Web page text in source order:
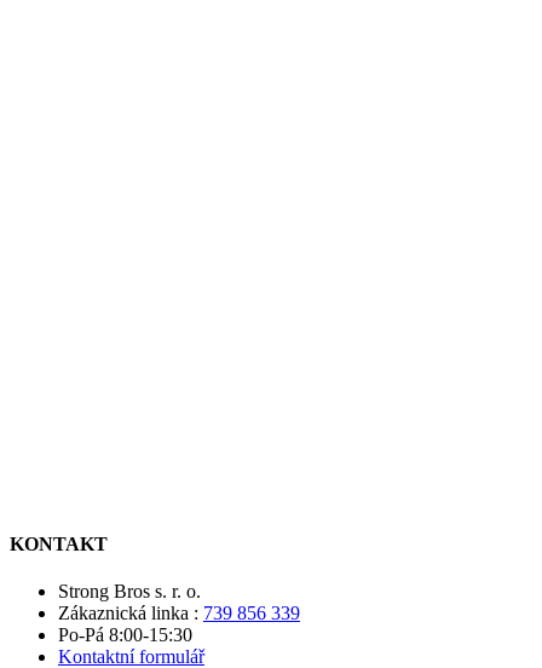
KONTAKT
Strong Bros s. r. o.
Zákaznická linka : 739 856 339
Po-Pá 8:00-15:30
Kontaktní formulář